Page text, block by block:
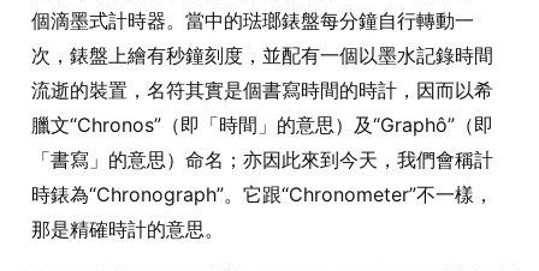
個滴墨式計時器。當中的琺瑯錶盤每分鐘自行轉動一
次，錶盤上繪有秒鐘刻度，並配有一個以墨水記錄時間
流逝的裝置，名符其實是個書寫時間的時計，因而以希
臘文“Chronos”（即「時間」的意思）及“Graphô”（即
「書寫」的意思）命名；亦因此來到今天，我們會稱計
時錶為“Chronograph”。它跟“Chronometer”不一樣，
那是精確時計的意思。